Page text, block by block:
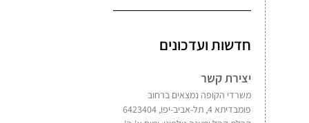
חדשות ועדכונים
יצירת קשר
משרדי הקופה נמצאים ברחוב
פומבדיתא 4, תל-אביב-יפו, 6423404